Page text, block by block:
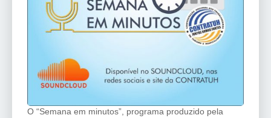
O “Semana em minutos”, programa produzido pela